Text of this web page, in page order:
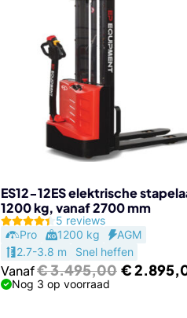
ES12-12ES elektrische
1200 kg, vanaf 2700 mm
5 reviews
Pro
1200 kg
AGM
2.7-3.8 m
Snel heffen
Vanaf€3.495,00
prijs
€
Nog 3 op voorraad
meerdere
variaties.
de
productpagina